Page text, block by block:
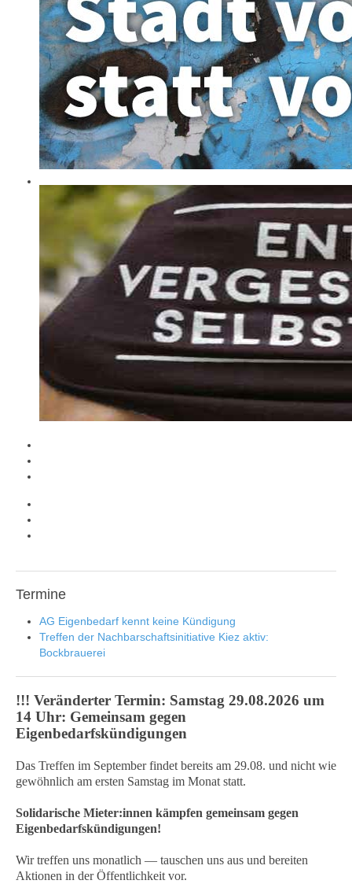
Termine
AG Eigenbedarf kennt keine Kündigung
Treffen der Nachbarschaftsinitiative Kiez aktiv:
Bockbrauerei
!!! Veränderter Termin: Samstag 29.08.2026 um
14 Uhr: Gemeinsam gegen
Eigenbedarfskündigungen
Das Treffen im September findet bereits am 29.08. und nicht wie
gewöhnlich am ersten Samstag im Monat statt.
Solidarische Mieter:innen kämpfen gemeinsam gegen
Eigenbedarfskündigungen!
Wir treffen uns monatlich — tauschen uns aus und bereiten
Aktionen in der Öffentlichkeit vor.